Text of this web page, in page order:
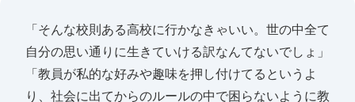
「そんな校則ある高校に行かなきゃいい。世の中全て
自分の思い通りに生きていける訳なんてないでしょ」
「教員が私的な好みや趣味を押し付けてるというよ
り、社会に出てからのルールの中で困らないように教